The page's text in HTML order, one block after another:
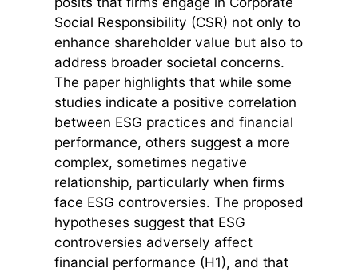
Social Responsibility (CSR) not only to
enhance shareholder value but also to
address broader societal concerns.
The paper highlights that while some
studies indicate a positive correlation
between ESG practices and financial
performance, others suggest a more
complex, sometimes negative
relationship, particularly when firms
face ESG controversies. The proposed
hypotheses suggest that ESG
controversies adversely affect
financial performance (H1), and that